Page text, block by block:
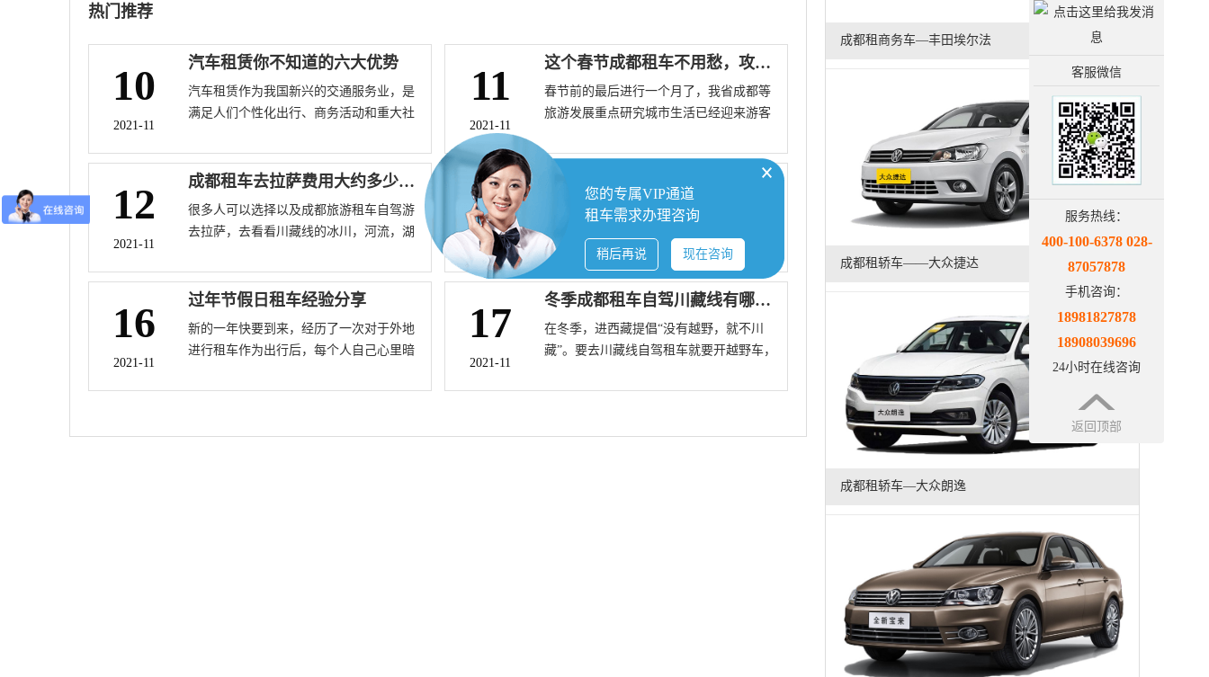
热门推荐
10
2021-11
汽车租赁你不知道的六大优势
汽车租赁作为我国新兴的交通服务业，是
满足人们个性化出行、商务活动和重大社
系的重要组成部分。你知道汽车租赁的六
大优势吗？让小编带你去了解。
11
2021-11
这个春节成都租车不用愁，攻略已备好
春节前的最后进行一个月了，我省成都等
旅游发展重点研究城市生活已经迎来游客
泛，也成为成都很多游客必须考虑的问
题。如何提高出行更方便？小编从成都租
车网、成都文化旅游租车网及成都各租车
管理公司服务网点了解到，今年春节成都
租车公司企业积极发展扩充各类车型和车
辆信息数量，从小型车至豪华轿车或中型
客车，可以得到满足不同旅客出行消费市
场需求。
12
2021-11
成都租车去拉萨费用大约多少钱？
很多人可以选择以及成都旅游租车自驾游
去拉萨，去看看川藏线的冰川，河流，湖
我们想走就走想停就停，比坐飞机，火车
进行自由发展多了。今天，让我们看看从
15
2021-11
川藏自驾租车线路详解，你知道自驾游的最佳季节嘛？
如今，川藏线自驾游的朋友们可以越来越
大越多，但大家通过对于我国自驾川藏线
都有自己不同的认知，有的人把川藏线描
述的过于夸张，有的人把川藏线描述也稍
偏颇，今天和小编 一起来就是看看川藏线
16
2021-11
过年节假日租车经验分享
新的一年快要到来，经历了一次对于外地
进行租车作为出行后，每个人自己心里暗
的一把汗，那是我们一种如释重负的感
在这个时候过年的前夕，也许，看完小编
17
2021-11
冬季成都租车自驾川藏线有哪些费用
在冬季，进西藏提倡“没有越野，就不川
藏”。要去川藏线自驾租车就要开越野车，
在大草原上奔驰吗? 你能在水面上狂奔吗？
藏旅游的神车，以其具有良好的稳定性和
成都租商务车—丰田埃尔法
成都租轿车——大众捷达
成都租轿车—大众朗逸
客服微信
服务热线：
400-100-6378 028-
87057878
手机咨询：
18981827878
18908039696
24小时在线咨询
返回顶部
您的专属VIP通道
租车需求办理咨询
稍后再说 现在咨询